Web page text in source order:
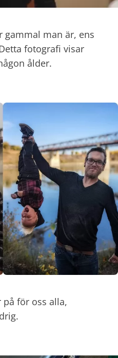
gammal man är, ens
fotografi visar
ålder.
för oss alla,